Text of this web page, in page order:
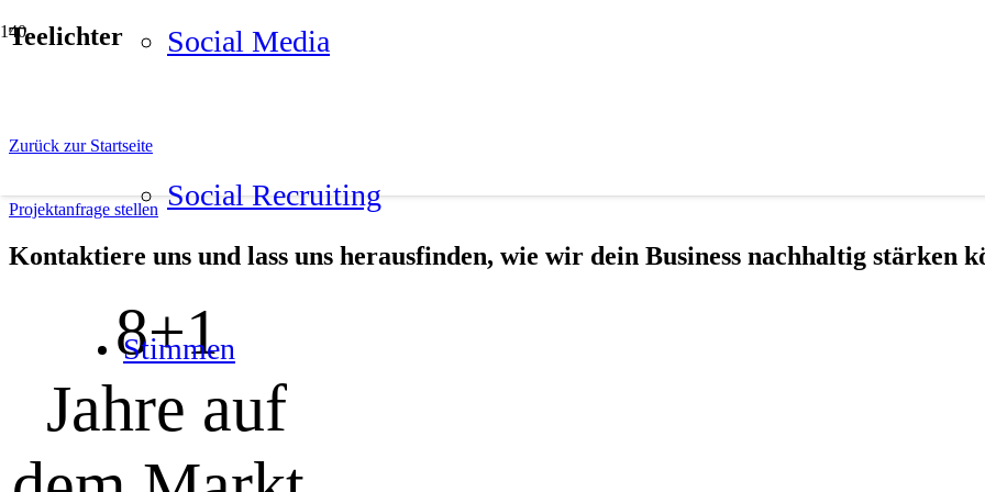
Social Media
Social Recrui­ting
Stim­men
Teelichter
Zurück zur Startseite
Projektanfrage stellen
Kon­tak­tie­re uns und lass uns her­aus­fin­den, wie wir dein Busi­ness nach­hal­tig stär­ken
8+1
Jahre auf